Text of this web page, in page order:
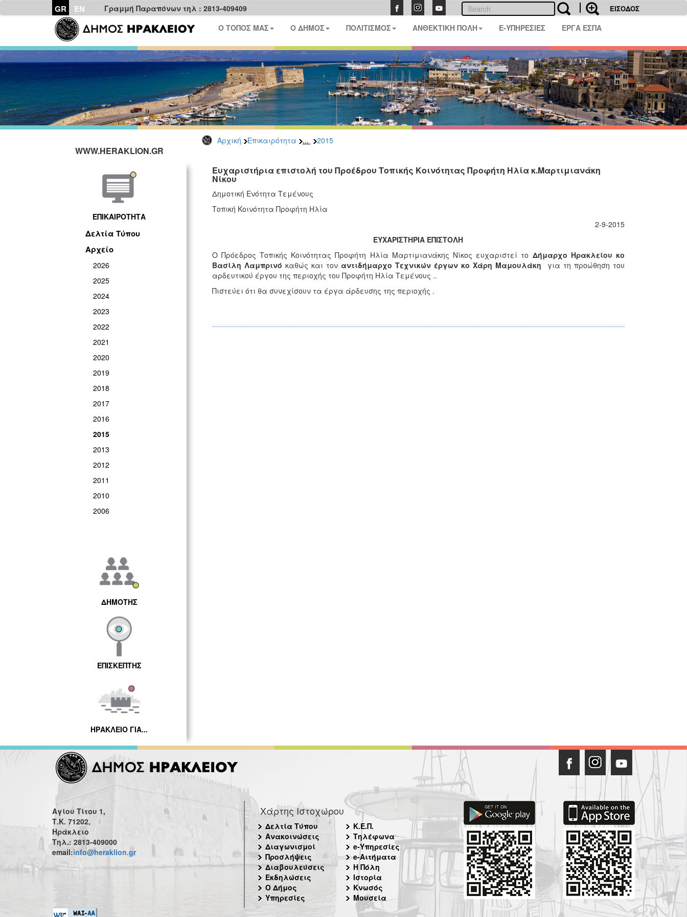
GR EN Γραμμή Παραπόνων τηλ : 2813-409409 ΕΙΣΟΔΟΣ
Ο ΤΟΠΟΣ ΜΑΣ Ο ΔΗΜΟΣ ΠΟΛΙΤΙΣΜΟΣ ΑΝΘΕΚΤΙΚΗ ΠΟΛΗ E-ΥΠΗΡΕΣΙΕΣ ΕΡΓΑ ΕΣΠΑ
Αρχική Επικαιρότητα ... 2015
WWW.HERAKLION.GR
ΕΠΙΚΑΙΡΟΤΗΤΑ
Δελτία Τύπου
Αρχείο
2026
2025
2024
2023
2022
2021
2020
2019
2018
2017
2016
2015
2013
2012
2011
2010
2006
ΔΗΜΟΤΗΣ
ΕΠΙΣΚΕΠΤΗΣ
ΗΡΑΚΛΕΙΟ ΓΙΑ...
Ευχαριστήρια επιστολή του Προέδρου Τοπικής Κοινότητας Προφήτη Ηλία κ.Μαρτιμιανάκη
Νίκου
Δημοτική Ενότητα Τεμένους
Τοπική Κοινότητα Προφήτη Ηλία
2-9-2015
ΕΥΧΑΡΙΣΤΗΡΙΑ ΕΠΙΣΤΟΛΗ
Ο Πρόεδρος Τοπικής Κοινότητας Προφήτη Ηλία Μαρτιμιανάκης Νίκος ευχαριστεί το Δήμαρχο Ηρακλείου κο
Βασίλη Λαμπρινό καθώς και τον αντιδήμαρχο Τεχνικών έργων κο Χάρη Μαμουλάκη για τη προώθηση του
αρδευτικού έργου της περιοχής του Προφήτη Ηλία Τεμένους ..
Πιστεύει ότι θα συνεχίσουν τα έργα άρδευσης της περιοχής .
Αγίου Τίτου 1,
Τ.Κ. 71202,
Ηράκλειο
Τηλ.: 2813-409000
email:info@heraklion.gr
Χάρτης Ιστοχώρου
Δελτία Τύπου
Ανακοινώσεις
Διαγωνισμοί
Προσλήψεις
Διαβουλεύσεις
Εκδηλώσεις
Ο Δήμος
Υπηρεσίες
Κ.Ε.Π.
Τηλέφωνα
e-Υπηρεσίες
e-Αιτήματα
Η Πόλη
Ιστορία
Κνωσός
Μουσεία